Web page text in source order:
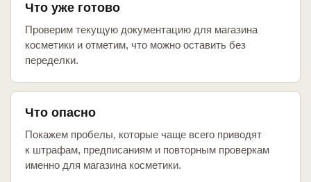
Что уже готово
Проверим текущую документацию для магазина
косметики и отметим, что можно оставить без
переделки.
Что опасно
Покажем пробелы, которые чаще всего приводят
к штрафам, предписаниям и повторным проверкам
именно для магазина косметики.